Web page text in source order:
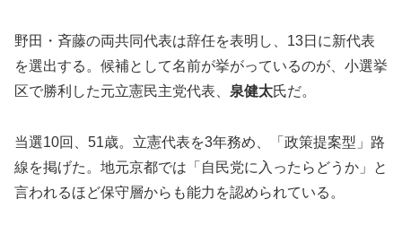
野田・斉藤の両共同代表は辞任を表明し、13日に新代表
を選出する。候補として名前が挙がっているのが、小選挙
区で勝利した元立憲民主党代表、 泉健太氏だ。
当選10回、51歳。立憲代表を3年務め、「政策提案型」路
線を掲げた。地元京都では「自民党に入ったらどうか」と
言われるほど保守層からも能力を認められている。